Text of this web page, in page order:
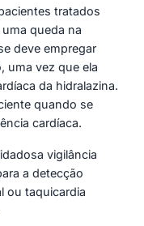
tratados
queda na
deve empregar
uma vez que ela
da hidralazina.
quando se
cardíaca.
vigilância
a detecção
ou taquicardia